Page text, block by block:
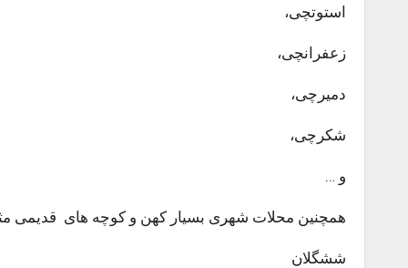
استوتچی،
زعفرانچی،
دمیرچی،
شکرچی،
و …
همچنین محلات شهری بسیار کهن و کوچه های قدیمی
ششگلان